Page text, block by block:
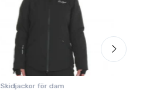
Skidjackor för dam